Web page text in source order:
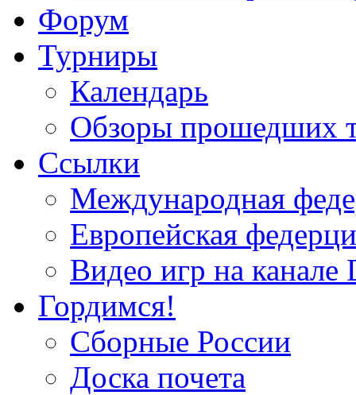
Форум
Турниры
Календарь
Обзоры прошедших
Ссылки
Международная
Европейская
Видео игр на
Гордимся!
Сборные России
Доска почета